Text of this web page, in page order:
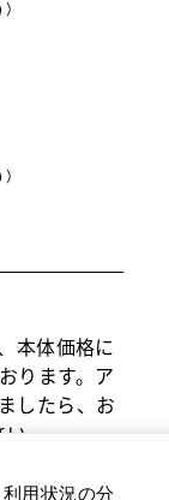
本体価格に
ります。ア
したら、お
。
用状況の分